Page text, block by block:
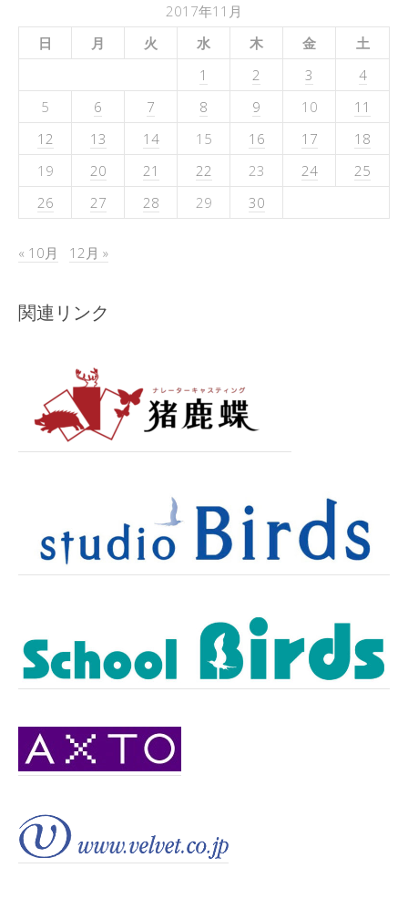
2017年11月
日
月 火 水 木 金
土
1
2 3
4
5
6 7 8 9 10
11
12
13 14 15 16 17
18
19
20 21 22 23 24
25
26
27 28 29 30
« 10月 12月 »
関連リンク